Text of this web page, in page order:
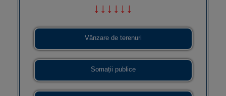
↓↓↓↓↓↓
Vânzare de terenuri
Somații publice